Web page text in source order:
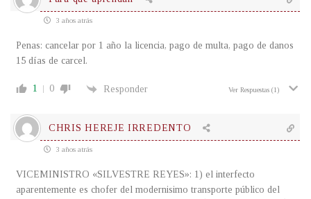
3 años atrás
Penas: cancelar por 1 año la licencia, pago de multa, pago de danos
15 días de carcel.
1 0 Responder Ver Respuestas (1)
CHRIS HEREJE IRREDENTO
3 años atrás
VICEMINISTRO «SILVESTRE REYES»: 1) el interfecto
aparentemente es chofer del modernisimo transporte público del